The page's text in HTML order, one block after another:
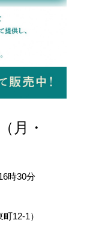
月・
30分
12-1）